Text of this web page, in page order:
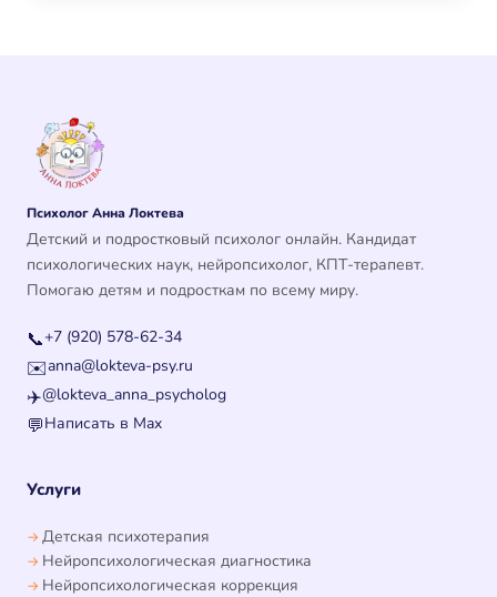
Психолог Анна Локтева
Детский и подростковый психолог онлайн. Кандидат
психологических наук, нейропсихолог, КПТ-терапевт.
Помогаю детям и подросткам по всему миру.
📞+7 (920) 578-62-34
✉️anna@lokteva-psy.ru
✈️@lokteva_anna_psycholog
💬Написать в Max
Услуги
Детская психотерапия
Нейропсихологическая диагностика
Нейропсихологическая коррекция